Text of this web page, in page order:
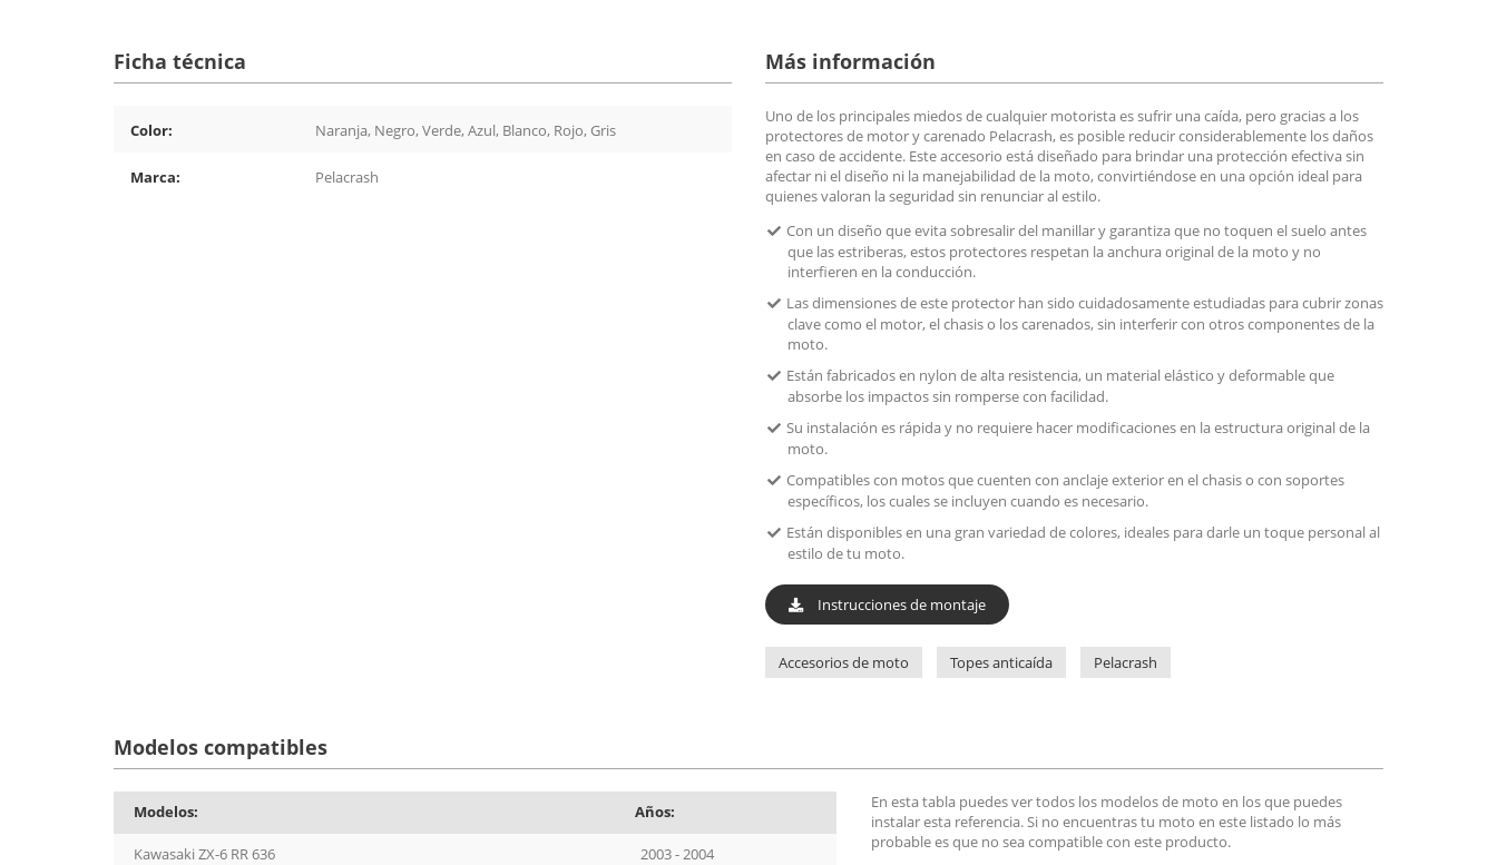
Ficha técnica
Color: Naranja, Negro, Verde, Azul, Blanco, Rojo, Gris
Marca: Pelacrash
Más información
Uno de los principales miedos de cualquier motorista es sufrir una caída, pero gracias a los
protectores de motor y carenado Pelacrash, es posible reducir considerablemente los daños
en caso de accidente. Este accesorio está diseñado para brindar una protección efectiva sin
afectar ni el diseño ni la manejabilidad de la moto, convirtiéndose en una opción ideal para
quienes valoran la seguridad sin renunciar al estilo.
Con un diseño que evita sobresalir del manillar y garantiza que no toquen el suelo antes
que las estriberas, estos protectores respetan la anchura original de la moto y no
interfieren en la conducción.
Las dimensiones de este protector han sido cuidadosamente estudiadas para cubrir zonas
clave como el motor, el chasis o los carenados, sin interferir con otros componentes de la
moto.
Están fabricados en nylon de alta resistencia, un material elástico y deformable que
absorbe los impactos sin romperse con facilidad.
Su instalación es rápida y no requiere hacer modificaciones en la estructura original de la
moto.
Compatibles con motos que cuenten con anclaje exterior en el chasis o con soportes
específicos, los cuales se incluyen cuando es necesario.
Están disponibles en una gran variedad de colores, ideales para darle un toque personal al
estilo de tu moto.
Instrucciones de montaje
Accesorios de moto Topes anticaída Pelacrash
Modelos compatibles
Modelos: Años:
Kawasaki ZX-6 RR 636 2003 - 2004
En esta tabla puedes ver todos los modelos de moto en los que puedes
instalar esta referencia. Si no encuentras tu moto en este listado lo más
probable es que no sea compatible con este producto.